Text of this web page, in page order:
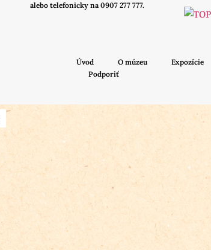
alebo telefonicky na 0907 277 777.
Úvod O múzeu Expozície
Podporiť